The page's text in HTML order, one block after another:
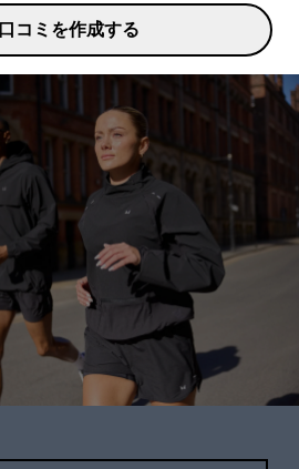
口コミを作成する